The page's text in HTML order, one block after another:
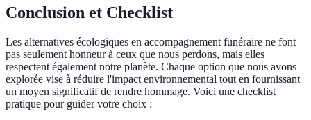
Conclusion et Checklist
Les alternatives écologiques en accompagnement funéraire ne font
pas seulement honneur à ceux que nous perdons, mais elles
respectent également notre planète. Chaque option que nous avons
explorée vise à réduire l'impact environnemental tout en fournissant
un moyen significatif de rendre hommage. Voici une checklist
pratique pour guider votre choix :